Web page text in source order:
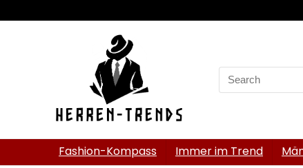
Search
for:
Fashion-Kompass Immer im Trend